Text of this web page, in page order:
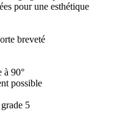
pour une esthétique
breveté
à 90°
possible
5